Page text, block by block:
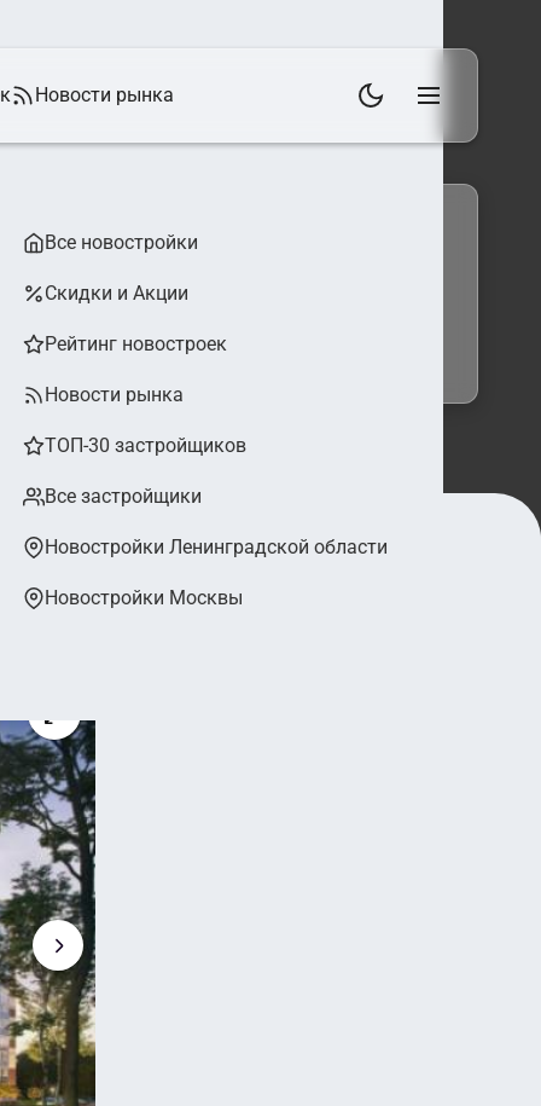
Новости рынка
Все новостройки
Скидки и Акции
Рейтинг новостроек
Новости рынка
ТОП-30 застройщиков
Все застройщики
Новостройки Ленинградской области
Новостройки Москвы